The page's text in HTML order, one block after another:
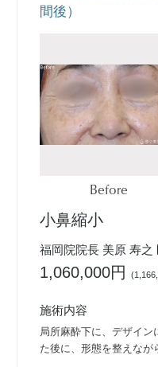
間後）
Before
小鼻縮小
福岡院院長 美原 寿之
1,060,000円(
施術内容
局所麻酔下に、デザイン
た後に、形態を整えなが